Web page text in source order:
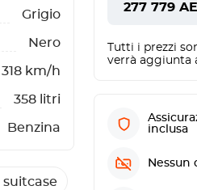
277 779
Tutti i prezzi
verrà aggiunta
inclusa
Nessun
Grigio
Nero
318 km/h
358 litri
Benzina
suitcase